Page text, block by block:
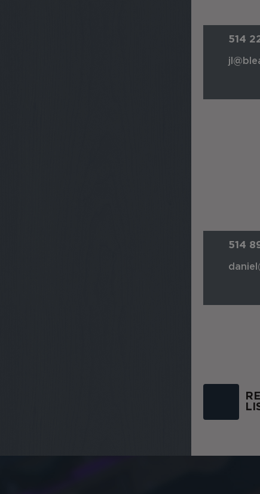
514
514